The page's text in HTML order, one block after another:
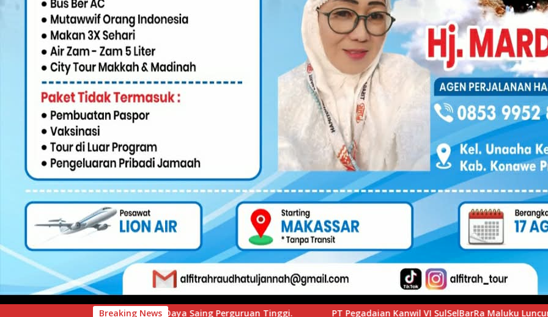
Breaking News
Daya Saing Perguruan Tinggi. PT Pegadaian Kanwil VI SulSelBarRa Maluku Luncurkan Program PANDE EMAS